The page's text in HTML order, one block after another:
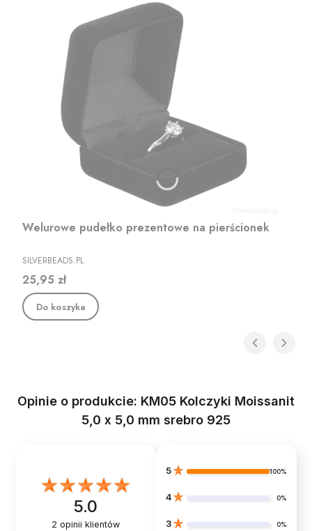
Welurowe pudełko prezentowe na pierścionek
PRODUCENT
SILVERBEADS.PL
Cena
25,95 zł
Do koszyka
Opinie o produkcie: KM05 Kolczyki Moissanit
5,0 x 5,0 mm srebro 925
5.0
2 opinii klientów
5 100%
4 0%
3 0%